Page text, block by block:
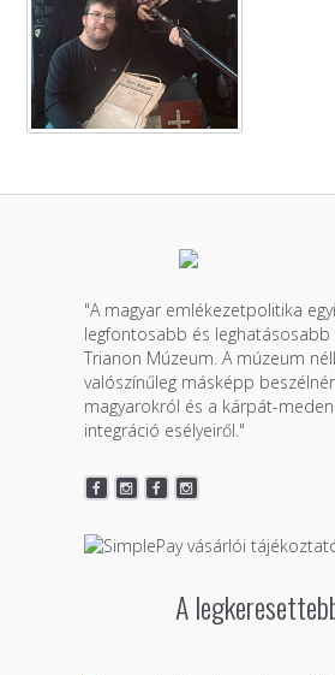
"A magyar emlékezetpolitika
legfontosabb és leghatásosabb
Trianon Múzeum. A múzeum
valószínűleg másképp
magyarokról és a kárpát-
integráció esélyeiről."
A